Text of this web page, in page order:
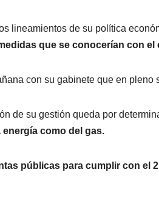
lineamientos de su política
que se conocerían con el
con su gabinete que en
de su gestión queda por
como del gas.
públicas para cumplir con el